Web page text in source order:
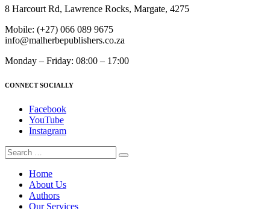
8 Harcourt Rd, Lawrence Rocks, Margate, 4275
Mobile: (+27) 066 089 9675
info@malherbepublishers.co.za
Monday – Friday: 08:00 – 17:00
CONNECT SOCIALLY
Facebook
YouTube
Instagram
Home
About Us
Authors
Our Services